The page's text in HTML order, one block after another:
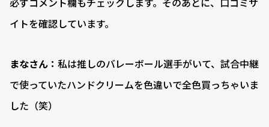
イトを確認しています。
まなさん： 私は推しのバレーボール選手がいて、試合中継
で使っていたハンドクリームを色違いで全色買っちゃいま
した（笑）